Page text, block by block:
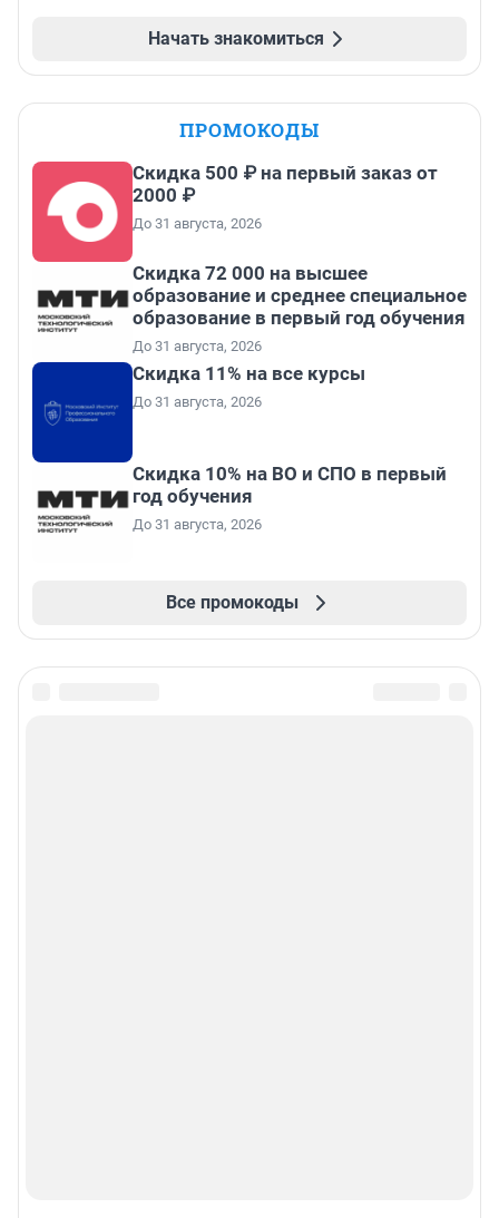
Начать знакомиться
ПРОМОКОДЫ
Скидка 500 ₽ на первый заказ от
2000 ₽
До 31 августа, 2026
Скидка 72 000 на высшее
образование и среднее специальное
образование в первый год обучения
До 31 августа, 2026
Скидка 11% на все курсы
До 31 августа, 2026
Скидка 10% на ВО и СПО в первый
год обучения
До 31 августа, 2026
Все промокоды